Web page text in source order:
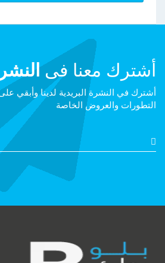
أشترك معنا فى
أشترك في النشرة البريدية لدينا وأبقي
التطورات والعروض الخاصة